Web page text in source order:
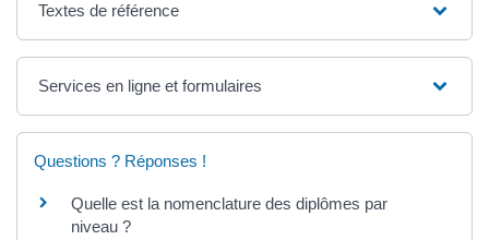
Textes de référence
Services en ligne et formulaires
Questions ? Réponses !
Quelle est la nomenclature des diplômes par
niveau ?